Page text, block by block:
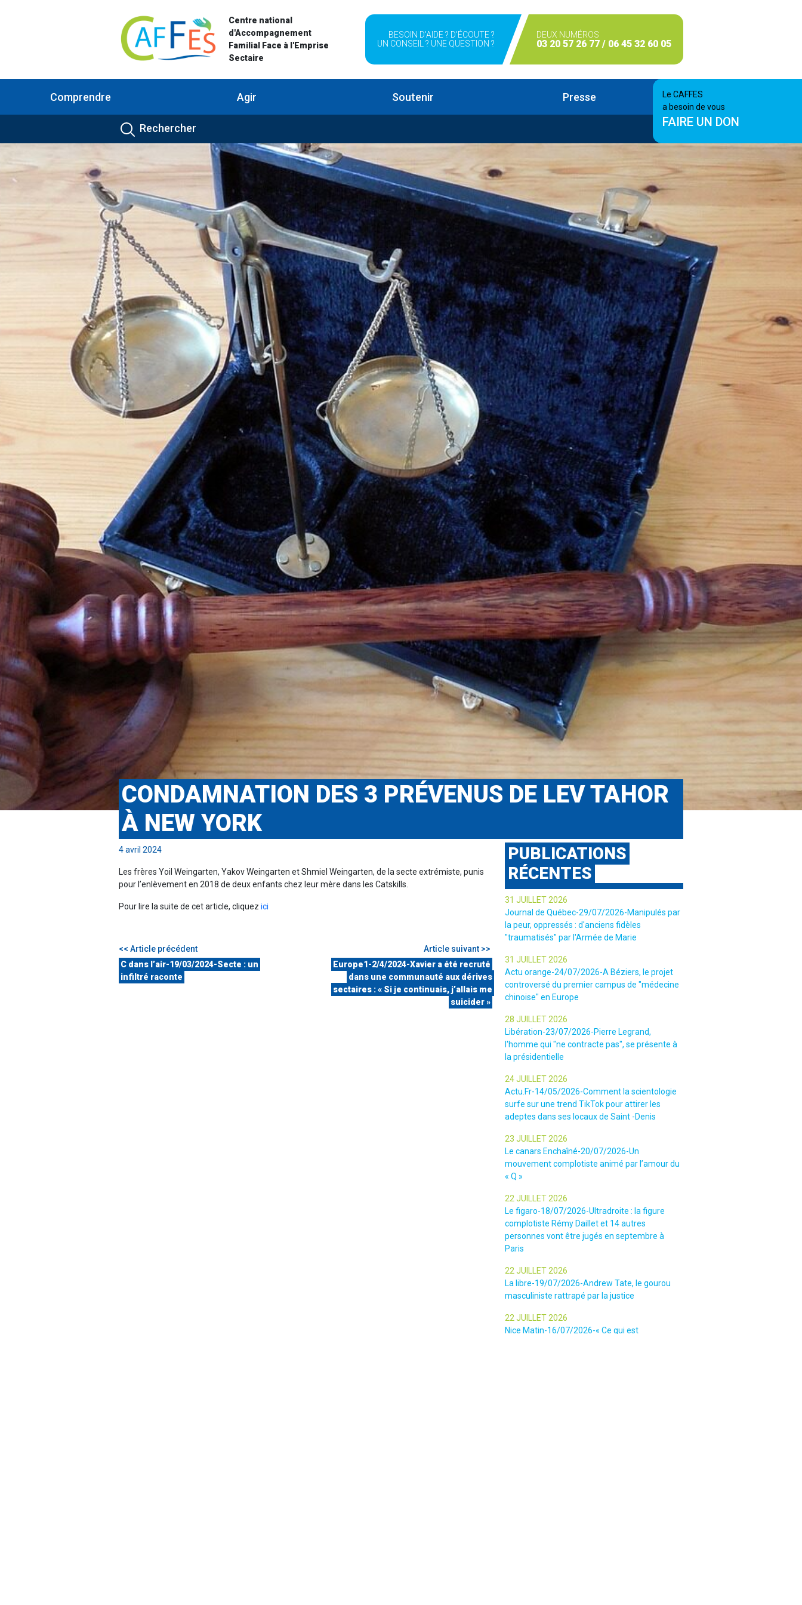
Centre national
d'Accompagnement
Familial Face à l'Emprise
Sectaire
BESOIN D'AIDE ? D'ÉCOUTE ?
UN CONSEIL ? UNE QUESTION ?
DEUX NUMÉROS
03 20 57 26 77 / 06 45 32 60 05
Comprendre Agir Soutenir Presse
Le CAFFES
a besoin de vous
FAIRE UN DON
CONDAMNATION DES 3 PRÉVENUS DE LEV TAHOR
À NEW YORK
4 avril 2024
Les frères Yoil Weingarten, Yakov Weingarten et Shmiel Weingarten, de la secte extrémiste, punis
pour l’enlèvement en 2018 de deux enfants chez leur mère dans les Catskills.
Pour lire la suite de cet article, cliquez ici
<< Article précédent
C dans l’air-19/03/2024-Secte : un
infiltré raconte
Article suivant >>
Europe1-2/4/2024-Xavier a été recruté
dans une communauté aux dérives
sectaires : « Si je continuais, j’allais me
suicider »
PUBLICATIONS
RÉCENTES
31 JUILLET 2026
Journal de Québec-29/07/2026-Manipulés par
la peur, oppressés : d'anciens fidèles
"traumatisés" par l'Armée de Marie
31 JUILLET 2026
Actu orange-24/07/2026-A Béziers, le projet
controversé du premier campus de "médecine
chinoise" en Europe
28 JUILLET 2026
Libération-23/07/2026-Pierre Legrand,
l'homme qui "ne contracte pas", se présente à
la présidentielle
24 JUILLET 2026
Actu.Fr-14/05/2026-Comment la scientologie
surfe sur une trend TikTok pour attirer les
adeptes dans ses locaux de Saint -Denis
23 JUILLET 2026
Le canars Enchaîné-20/07/2026-Un
mouvement complotiste animé par l’amour du
« Q »
22 JUILLET 2026
Le figaro-18/07/2026-Ultradroite : la figure
complotiste Rémy Daillet et 14 autres
personnes vont être jugés en septembre à
Paris
22 JUILLET 2026
La libre-19/07/2026-Andrew Tate, le gourou
masculiniste rattrapé par la justice
22 JUILLET 2026
Nice Matin-16/07/2026-« Ce qui est